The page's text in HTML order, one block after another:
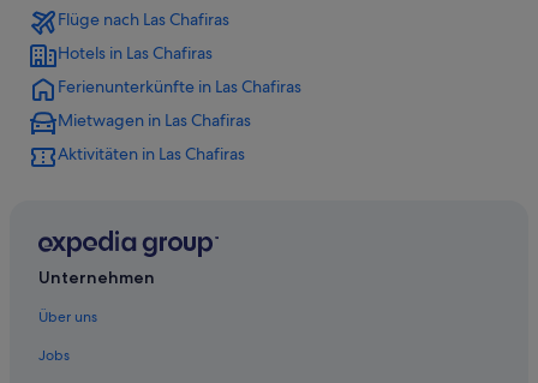
Flüge nach Las Chafiras
Hotels in Las Chafiras
Ferienunterkünfte in Las Chafiras
Mietwagen in Las Chafiras
Aktivitäten in Las Chafiras
Unternehmen
Über uns
Jobs